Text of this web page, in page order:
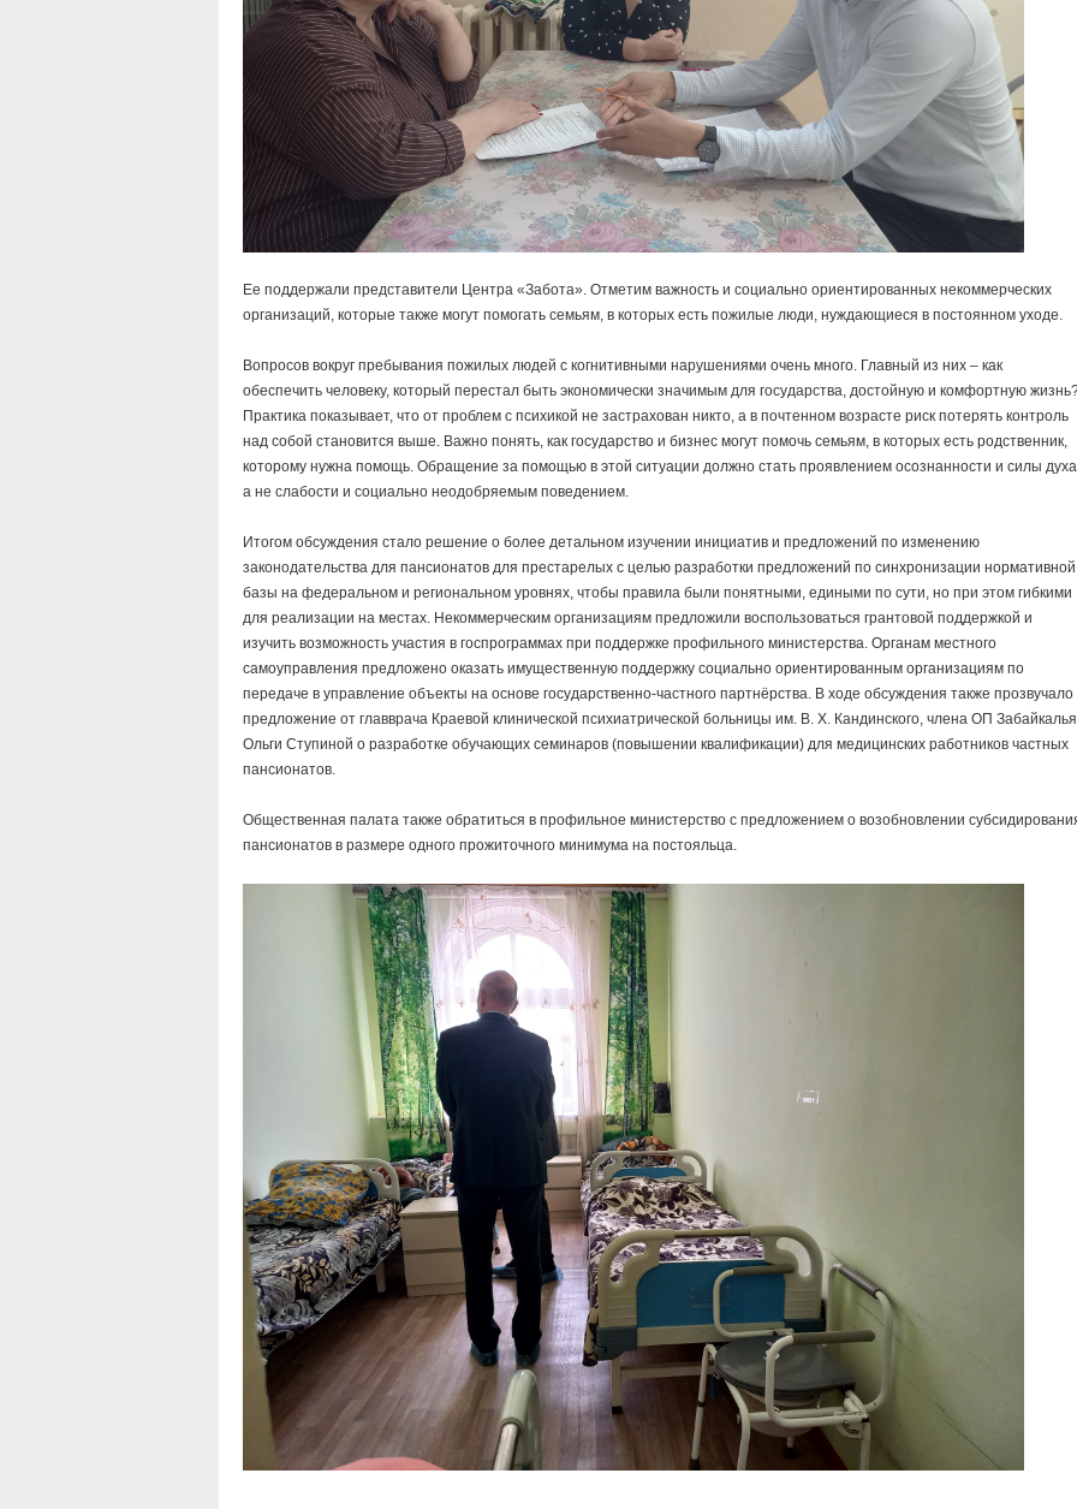
Ее поддержали представители Центра «Забота». Отметим важность и социально ориентированных некоммерческих
организаций, которые также могут помогать семьям, в которых есть пожилые люди, нуждающиеся в постоянном уходе.
Вопросов вокруг пребывания пожилых людей с когнитивными нарушениями очень много. Главный из них – как
обеспечить человеку, который перестал быть экономически значимым для государства, достойную и комфортную
Практика показывает, что от проблем с психикой не застрахован никто, а в почтенном возрасте риск потерять контроль
над собой становится выше. Важно понять, как государство и бизнес могут помочь семьям, в которых есть родственник,
которому нужна помощь. Обращение за помощью в этой ситуации должно стать проявлением осознанности и силы
а не слабости и социально неодобряемым поведением.
Итогом обсуждения стало решение о более детальном изучении инициатив и предложений по изменению
законодательства для пансионатов для престарелых с целью разработки предложений по синхронизации нормативной
базы на федеральном и региональном уровнях, чтобы правила были понятными, едиными по сути, но при этом гибкими
для реализации на местах. Некоммерческим организациям предложили воспользоваться грантовой поддержкой и
изучить возможность участия в госпрограммах при поддержке профильного министерства. Органам местного
самоуправления предложено оказать имущественную поддержку социально ориентированным организациям по
передаче в управление объекты на основе государственно-частного партнёрства. В ходе обсуждения также прозвучало
предложение от главврача Краевой клинической психиатрической больницы им. В. Х. Кандинского, члена ОП Забайкалья
Ольги Ступиной о разработке обучающих семинаров (повышении квалификации) для медицинских работников частных
пансионатов.
Общественная палата также обратиться в профильное министерство с предложением о возобновлении
пансионатов в размере одного прожиточного минимума на постояльца.